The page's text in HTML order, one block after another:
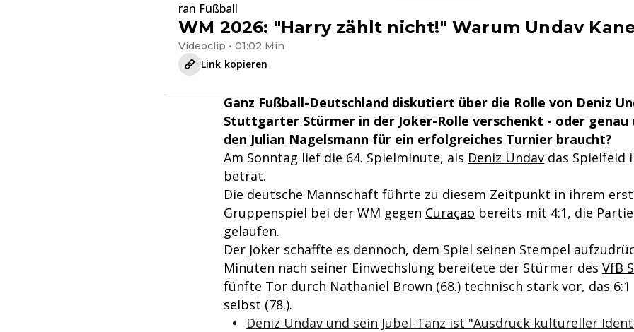
ran Fußball
WM 2026: "Harry zählt nicht!" Warum Undav
Videoclip • 01:02 Min
Link kopieren
Ganz Fußball-Deutschland diskutiert über die Rolle von Deniz
Stuttgarter Stürmer in der Joker-Rolle verschenkt - oder genau
den Julian Nagelsmann für ein erfolgreiches Turnier braucht?
Am Sonntag lief die 64. Spielminute, als Deniz Undav das Spielfeld
betrat.
Die deutsche Mannschaft führte zu diesem Zeitpunkt in ihrem
Gruppenspiel bei der WM gegen Curaçao bereits mit 4:1, die
gelaufen.
Der Joker schaffte es dennoch, dem Spiel seinen Stempel
Minuten nach seiner Einwechslung bereitete der Stürmer des VfB
fünfte Tor durch Nathaniel Brown (68.) technisch stark vor, das
selbst (78.).
Deniz Undav und sein Jubel-Tanz ist "Ausdruck kultureller